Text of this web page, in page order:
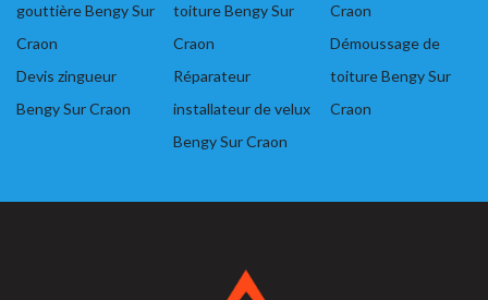
gouttière Bengy Sur
Craon
Devis zingueur
Bengy Sur Craon
toiture Bengy Sur
Craon
Réparateur
installateur de velux
Bengy Sur Craon
Craon
Démoussage de
toiture Bengy Sur
Craon